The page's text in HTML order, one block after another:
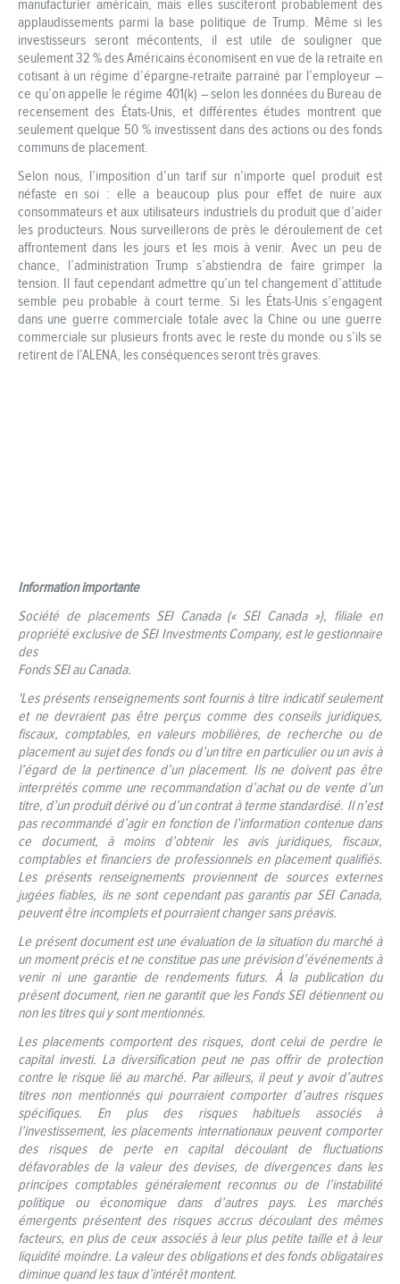
manufacturier américain, mais elles susciteront probablement des
applaudissements parmi la base politique de Trump. Même si les
investisseurs seront mécontents, il est utile de souligner que
seulement 32 % des Américains économisent en vue de la retraite en
cotisant à un régime d’épargne-retraite parrainé par l’employeur –
ce qu’on appelle le régime 401(k) – selon les données du Bureau de
recensement des États‑Unis, et différentes études montrent que
seulement quelque 50 % investissent dans des actions ou des fonds
communs de placement.
Selon nous, l’imposition d’un tarif sur n’importe quel produit est
néfaste en soi : elle a beaucoup plus pour effet de nuire aux
consommateurs et aux utilisateurs industriels du produit que d’aider
les producteurs. Nous surveillerons de près le déroulement de cet
affrontement dans les jours et les mois à venir. Avec un peu de
chance, l’administration Trump s’abstiendra de faire grimper la
tension. Il faut cependant admettre qu’un tel changement d’attitude
semble peu probable à court terme. Si les États‑Unis s’engagent
dans une guerre commerciale totale avec la Chine ou une guerre
commerciale sur plusieurs fronts avec le reste du monde ou s’ils se
retirent de l’ALENA, les conséquences seront très graves.
Information importante
Société de placements SEI Canada (« SEI Canada »), filiale en
propriété exclusive de SEI Investments Company, est le gestionnaire
des
Fonds SEI au Canada.
'Les présents renseignements sont fournis à titre indicatif seulement
et ne devraient pas être perçus comme des conseils juridiques,
fiscaux, comptables, en valeurs mobilières, de recherche ou de
placement au sujet des fonds ou d’un titre en particulier ou un avis à
l’égard de la pertinence d’un placement. Ils ne doivent pas être
interprétés comme une recommandation d’achat ou de vente d’un
titre, d’un produit dérivé ou d’un contrat à terme standardisé. Il n’est
pas recommandé d’agir en fonction de l’information contenue dans
ce document, à moins d’obtenir les avis juridiques, fiscaux,
comptables et financiers de professionnels en placement qualifiés.
Les présents renseignements proviennent de sources externes
jugées fiables, ils ne sont cependant pas garantis par SEI Canada,
peuvent être incomplets et pourraient changer sans préavis.
Le présent document est une évaluation de la situation du marché à
un moment précis et ne constitue pas une prévision d’événements à
venir ni une garantie de rendements futurs. À la publication du
présent document, rien ne garantit que les Fonds SEI détiennent ou
non les titres qui y sont mentionnés.
Les placements comportent des risques, dont celui de perdre le
capital investi. La diversification peut ne pas offrir de protection
contre le risque lié au marché. Par ailleurs, il peut y avoir d’autres
titres non mentionnés qui pourraient comporter d’autres risques
spécifiques. En plus des risques habituels associés à
l’investissement, les placements internationaux peuvent comporter
des risques de perte en capital découlant de fluctuations
défavorables de la valeur des devises, de divergences dans les
principes comptables généralement reconnus ou de l’instabilité
politique ou économique dans d’autres pays. Les marchés
émergents présentent des risques accrus découlant des mêmes
facteurs, en plus de ceux associés à leur plus petite taille et à leur
liquidité moindre. La valeur des obligations et des fonds obligataires
diminue quand les taux d’intérêt montent.